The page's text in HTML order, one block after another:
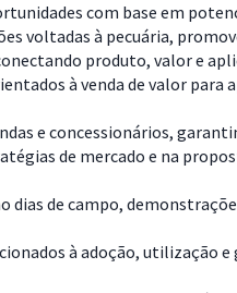
com base em
voltadas à pecuária,
produto, valor e
à venda de valor para
e concessionários,
de mercado e na
dias de campo,
à adoção, utilização e